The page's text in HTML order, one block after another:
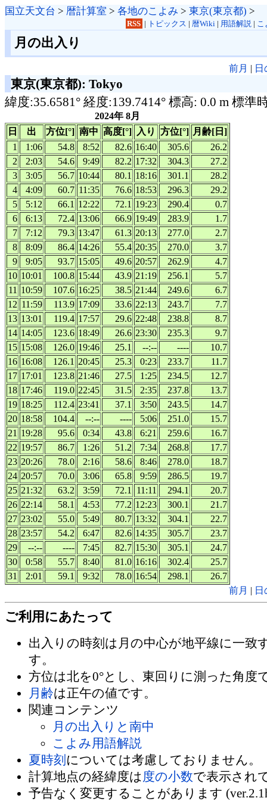
国立天文台 > 暦計算室 > 各地のこよみ > 東京(東京都) >
RSS | トピックス | 暦Wiki| 用語解説| こ
月の出入り
前月 |
東京(東京都): Tokyo
緯度:35.6581° 経度:139.7414° 標高: 0.0 m 標準
2024年 8月
日
出 方位[°] 南中 高度[°] 入り 方位[°] 月齢[日]
1
1:06 54.8 8:52 82.6 16:40 305.6
26.2
2
2:03 54.6 9:49 82.2 17:32 304.3
27.2
3
3:05 56.7 10:44 80.1 18:16 301.1
28.2
4
4:09 60.7 11:35 76.6 18:53 296.3
29.2
5
5:12 66.1 12:22 72.1 19:23 290.4
0.7
6
6:13 72.4 13:06 66.9 19:49 283.9
1.7
7
7:12 79.3 13:47 61.3 20:13 277.0
2.7
8
8:09 86.4 14:26 55.4 20:35 270.0
3.7
9
9:05 93.7 15:05 49.6 20:57 262.9
4.7
10 10:01 100.8 15:44 43.9 21:19 256.1
5.7
11 10:59 107.6 16:25 38.5 21:44 249.6
6.7
12 11:59 113.9 17:09 33.6 22:13 243.7
7.7
13 13:01 119.4 17:57 29.6 22:48 238.8
8.7
14 14:05 123.6 18:49 26.6 23:30 235.3
9.7
15 15:08 126.0 19:46 25.1 --:-- ----
10.7
16 16:08 126.1 20:45 25.3 0:23 233.7
11.7
17 17:01 123.8 21:46 27.5 1:25 234.5
12.7
18 17:46 119.0 22:45 31.5 2:35 237.8
13.7
19 18:25 112.4 23:41 37.1 3:50 243.5
14.7
20 18:58 104.4 --:-- ---- 5:06 251.0
15.7
21 19:28 95.6 0:34 43.8 6:21 259.6
16.7
22 19:57 86.7 1:26 51.2 7:34 268.8
17.7
23 20:26 78.0 2:16 58.6 8:46 278.0
18.7
24 20:57 70.0 3:06 65.8 9:59 286.5
19.7
25 21:32 63.2 3:59 72.1 11:11 294.1
20.7
26 22:14 58.1 4:53 77.2 12:23 300.1
21.7
27 23:02 55.0 5:49 80.7 13:32 304.1
22.7
28 23:57 54.2 6:47 82.6 14:35 305.7
23.7
29
--:-- ---- 7:45 82.7 15:30 305.1
24.7
30
0:58 55.7 8:40 81.0 16:16 302.4
25.7
31
2:01 59.1 9:32 78.0 16:54 298.1
26.7
前月 |
ご利用にあたって
出入りの時刻は月の中心が地平線に一致
す。
方位は北を0°とし、東回りに測った角度
月齢は正午の値です。
関連コンテンツ
月の出入りと南中
こよみ用語解説
夏時刻 については考慮しておりません。
計算地点の経緯度は 度の小数で表示され
予告なく変更することがあります